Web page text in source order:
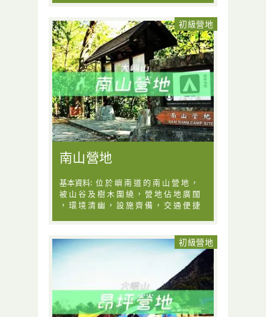
初級營地
南山營地
基本資料: 位 於 嶼 南 道 的 南 山 營 地 ，
被 山 谷 及 樹 木 圍 繞 ， 營 地 佔 地 廣 闊
， 環 境 清 幽 ， 設 施 齊 備 ， 交 通 便 捷
初級營地